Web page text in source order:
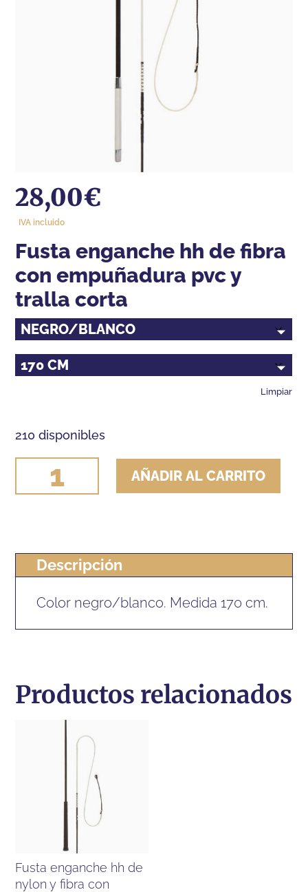
28,00€
IVA incluido
fusta enganche hh de fibra
con empuñadura pvc y
tralla corta
Limpiar
210 disponibles
FUSTA
ENGANCHE
FIBRA
CON
EMPUÑADURA
CORTA
cantidad
AÑADIR AL CARRITO
Descripción
Color negro/blanco. Medida 170 cm.
Productos relacionados
fusta enganche hh de
nylon y fibra con